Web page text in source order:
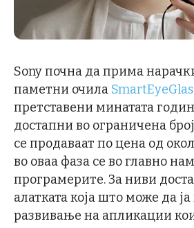
Sony почна да прима
паметни очила
претставени минатата
достапни во ограничена
се продаваат по цена од
во оваа фаза се во главно
програмерите. За ниви
алатката која што може да ја
развивање на апликации